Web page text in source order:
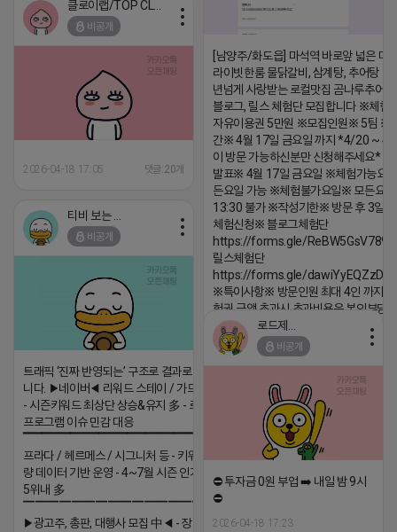
[남양주/화도읍] 마석역 바로앞 넓은 매
라이빗한룸 물닭갈비, 삼계탕, 추어탕 맛
년넘게 사랑받는 로컬맛집 곰나루추어
블로그, 릴스 체험단 모집합니다 ※체험
자유이용권 5만원 ※모집인원※ 5팀 ※
간※ 4월 17일 금요일 까지 *4/20 ~ 4/
이 방문 가능하신분만 신청해주세요* ※
발표※ 4월 17일 금요일 ※체험가능요
든요일 가능 ※체험불가요일※ 모든요
13:30 불가 ※작성기한※ 방문 후 3일
체험신청※ 블로그체험단
https://forms.gle/
릴스체험단
https://forms.gle/
※특이사항※ 방문인원 최대 4인 까지
험권 금액 초과시 초과비용은 본인부담
2026-04-18 17:12
비공개
2026-04-18 17:05 댓글:20개
비공개
트래픽 ‘진짜 반영되는’ 구조로 결과로 보여드립
니다. ▶네이버◀ 리워드 스테이 / 가드 / 자몽 등
- 시즌키워드 최상단 상승&유지 多 - 로직변화,
프로그램 이슈 민감 대응
▔▔▔▔▔▔▔▔▔▔▔▔▔▔▔▔▔▔ ▶쿠팡◀
프라다 / 헤르메스 / 시그니처 등 - 키워드 검색
량 데이터 기반 운영 - 4~7월 시즌 인기 키워드
5위내 多
▔▔▔▔▔▔▔▔▔▔▔▔▔▔▔▔▔▔
▶광고주, 총판, 대행사 모집 中◀ - 장기 협업 파
비공개
⛔️ 투자금 0원 부업 ➡️ 내일 밤 9시
⛔️
2026-04-18 17:23